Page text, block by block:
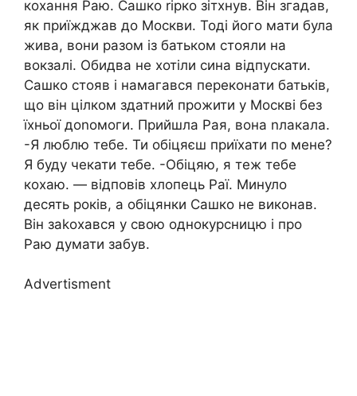
кохання Раю. Сашко rірко зітхнув. Він згадав,
як приїжджав до Москви. Тоді його мати була
жива, вони разом із батьком стояли на
вокзалі. Обидва не хотіли сина відпускати.
Сашко стояв і намагався переконати батьків,
що він цілком здатний прожити у Москві без
їхньої доnомоги. Прийшла Рая, вона nлакала.
-Я люблю тебе. Ти обіцяєш приїхати по мене?
Я буду чекати тебе. -Обіцяю, я теж тебе
кохаю. — відповів хлопець Раї. Минуло
десять років, а обіцянки Сашко не виконав.
Він заkохався у свою однокурсницю і про
Раю думати забув.
Advertisment